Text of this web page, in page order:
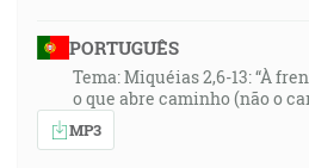
PORTUGUÊS
Tema: Miquéias 2,6-13: “À
o que abre caminho (não o
MP3